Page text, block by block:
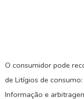
O consumidor pode
de Litígios de
Informação e